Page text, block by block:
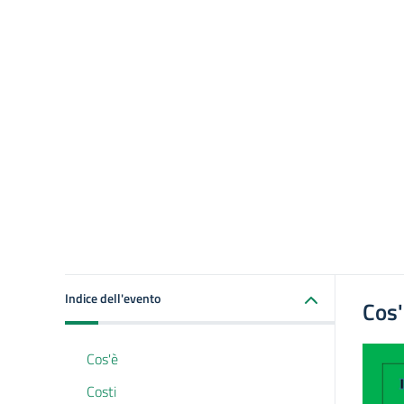
Indice dell'evento
Cos'è
Costi